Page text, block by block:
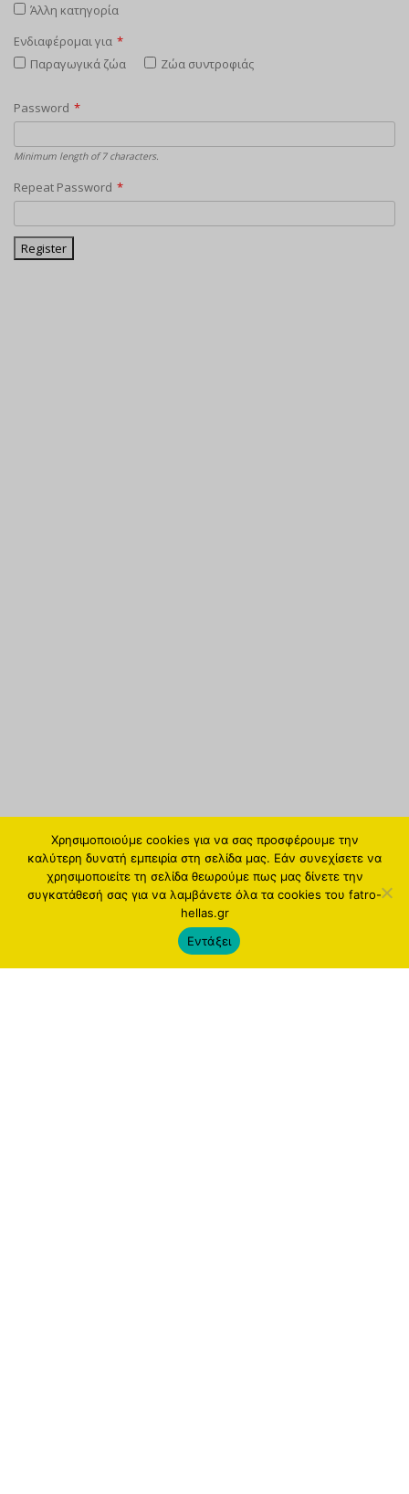
Άλλη κατηγορία
Ενδιαφέρομαι για *
Παραγωγικά ζώα
Ζώα συντροφιάς
Password *
Minimum length of 7 characters.
Repeat Password *
Χρησιμοποιούμε cookies για να σας προσφέρουμε την
καλύτερη δυνατή εμπειρία στη σελίδα μας. Εάν συνεχίσετε να
χρησιμοποιείτε τη σελίδα θεωρούμε πως μας δίνετε την
συγκατάθεσή σας για να λαμβάνετε όλα τα cookies του fatro-
hellas.gr
Εντάξει